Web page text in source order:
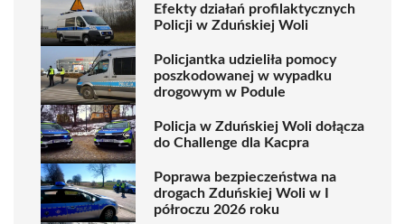
Efekty działań profilaktycznych
Policji w Zduńskiej Woli
Policjantka udzieliła pomocy
poszkodowanej w wypadku
drogowym w Podule
Policja w Zduńskiej Woli dołącza
do Challenge dla Kacpra
Poprawa bezpieczeństwa na
drogach Zduńskiej Woli w I
półroczu 2026 roku